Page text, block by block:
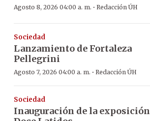
Agosto 8, 2026 04:00 a. m. · Redacción ÚH
Sociedad
Lanzamiento de Fortaleza
Pellegrini
Agosto 7, 2026 04:00 a. m. · Redacción ÚH
Sociedad
Inauguración de la exposición